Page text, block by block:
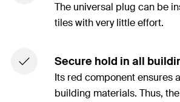
The universal plug can be
tiles with very little effort.
Secure hold in all
Its red component ensures
building materials. Thus,